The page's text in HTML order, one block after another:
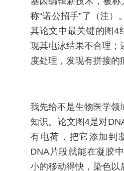
称“诺公招手”了（注
其论文中最关键的图4
现其电泳结果不合理；
度处理，发现有拼接
我先给不是生物医学领
知识。论文图4是对
有电荷，把它添加到
DNA片段就能在凝胶
小的移动得快，染色以